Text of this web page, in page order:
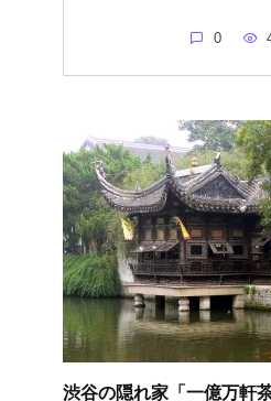
0
渋谷の隠れ家「一億万軒